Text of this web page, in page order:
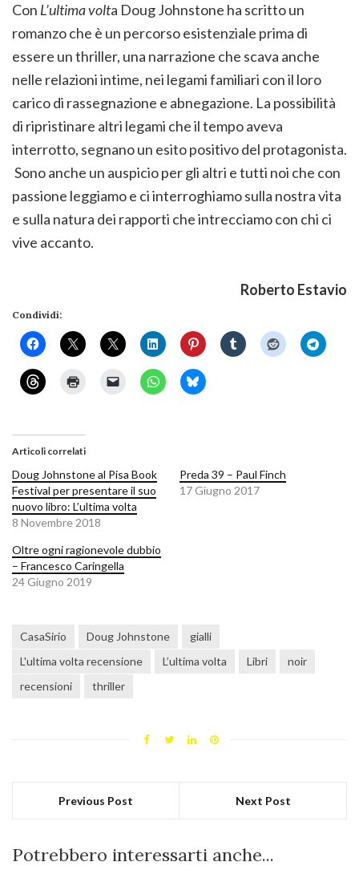
Con L’ultima volta Doug Johnstone ha scritto un
romanzo che è un percorso esistenziale prima di
essere un thriller, una narrazione che scava anche
nelle relazioni intime, nei legami familiari con il loro
carico di rassegnazione e abnegazione. La possibilità
di ripristinare altri legami che il tempo aveva
interrotto, segnano un esito positivo del protagonista.
Sono anche un auspicio per gli altri e tutti noi che con
passione leggiamo e ci interroghiamo sulla nostra vita
e sulla natura dei rapporti che intrecciamo con chi ci
vive accanto.
Roberto Estavio
Condividi:
Articoli correlati
Doug Johnstone al Pisa Book
Festival per presentare il suo
nuovo libro: L’ultima volta
8 Novembre 2018
Preda 39 – Paul Finch
17 Giugno 2017
Oltre ogni ragionevole dubbio
– Francesco Caringella
24 Giugno 2019
CasaSirio Doug Johnstone
gialli
L'ultima volta recensione
L’ultima volta Libri
noir
recensioni
thriller
Previous Post Next Post
Potrebbero interessarti anche...